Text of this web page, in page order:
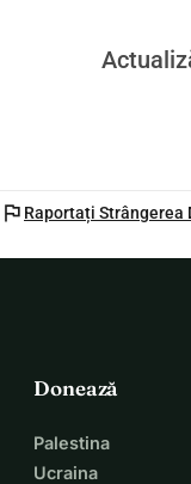
flag Raportați Strângerea
Donează
Palestina
Ucraina